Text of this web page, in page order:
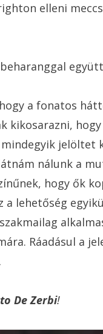
elleni
a fonatos
kikosarazni,
jelöltet
nálunk a
hogy ők
a lehetőség
Ráadásul a
De Zerbi!